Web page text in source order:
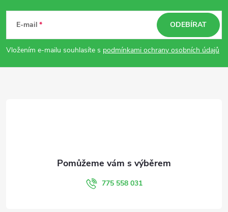
p
a
E-mail
Vložením e-mailu souhlasíte s podmínkami ochrany osobních údajů
ODEBÍRAT
775 558 031